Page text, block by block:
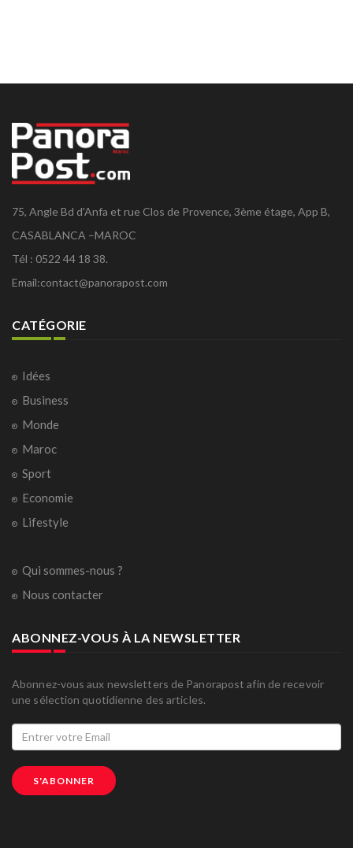
75, Angle Bd d'Anfa et rue Clos de Provence, 3ème étage, App B,
CASABLANCA –MAROC
Tél : 0522 44 18 38.
Email:contact@panorapost.com
CATÉGORIE
Idées
Business
Monde
Maroc
Sport
Economie
Lifestyle
Qui sommes-nous ?
Nous contacter
ABONNEZ-VOUS À LA NEWSLETTER
Abonnez-vous aux newsletters de Panorapost afin de recevoir
une sélection quotidienne des articles.
S'ABONNER